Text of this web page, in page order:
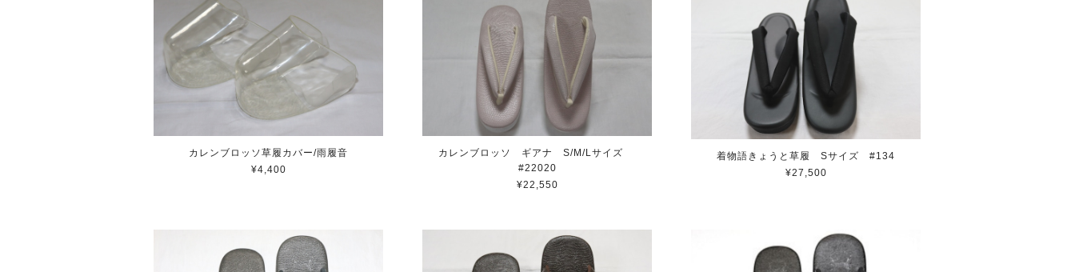
カレンブロッソ草履カバー/雨履音
¥4,400
カレンブロッソ ギアナ S/M/Lサイズ
#22020
¥22,550
着物語きょうと草履 Sサイズ #134
¥27,500